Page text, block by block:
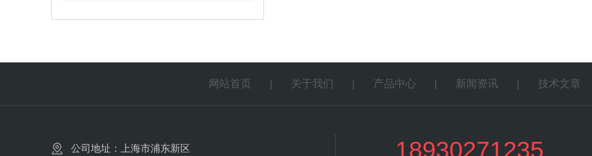
网站首页 | 关于我们 | 产品中心 | 新闻资讯 | 技术文章
公司地址：上海市浦东新区 18930271235